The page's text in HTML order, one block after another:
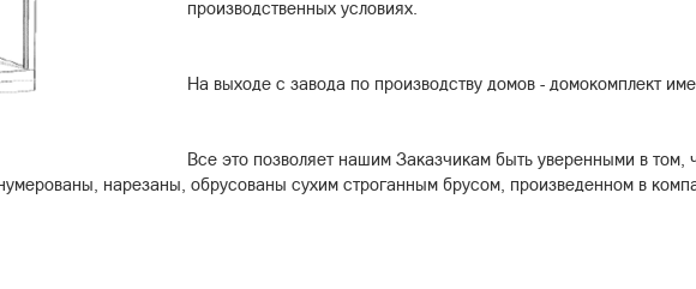
производственных условиях.
На выходе с завода по производству домов - домокомплект
Все это позволяет нашим Заказчикам быть уверенными в том,
нарезаны, обрусованы сухим строганным брусом, произведенном в